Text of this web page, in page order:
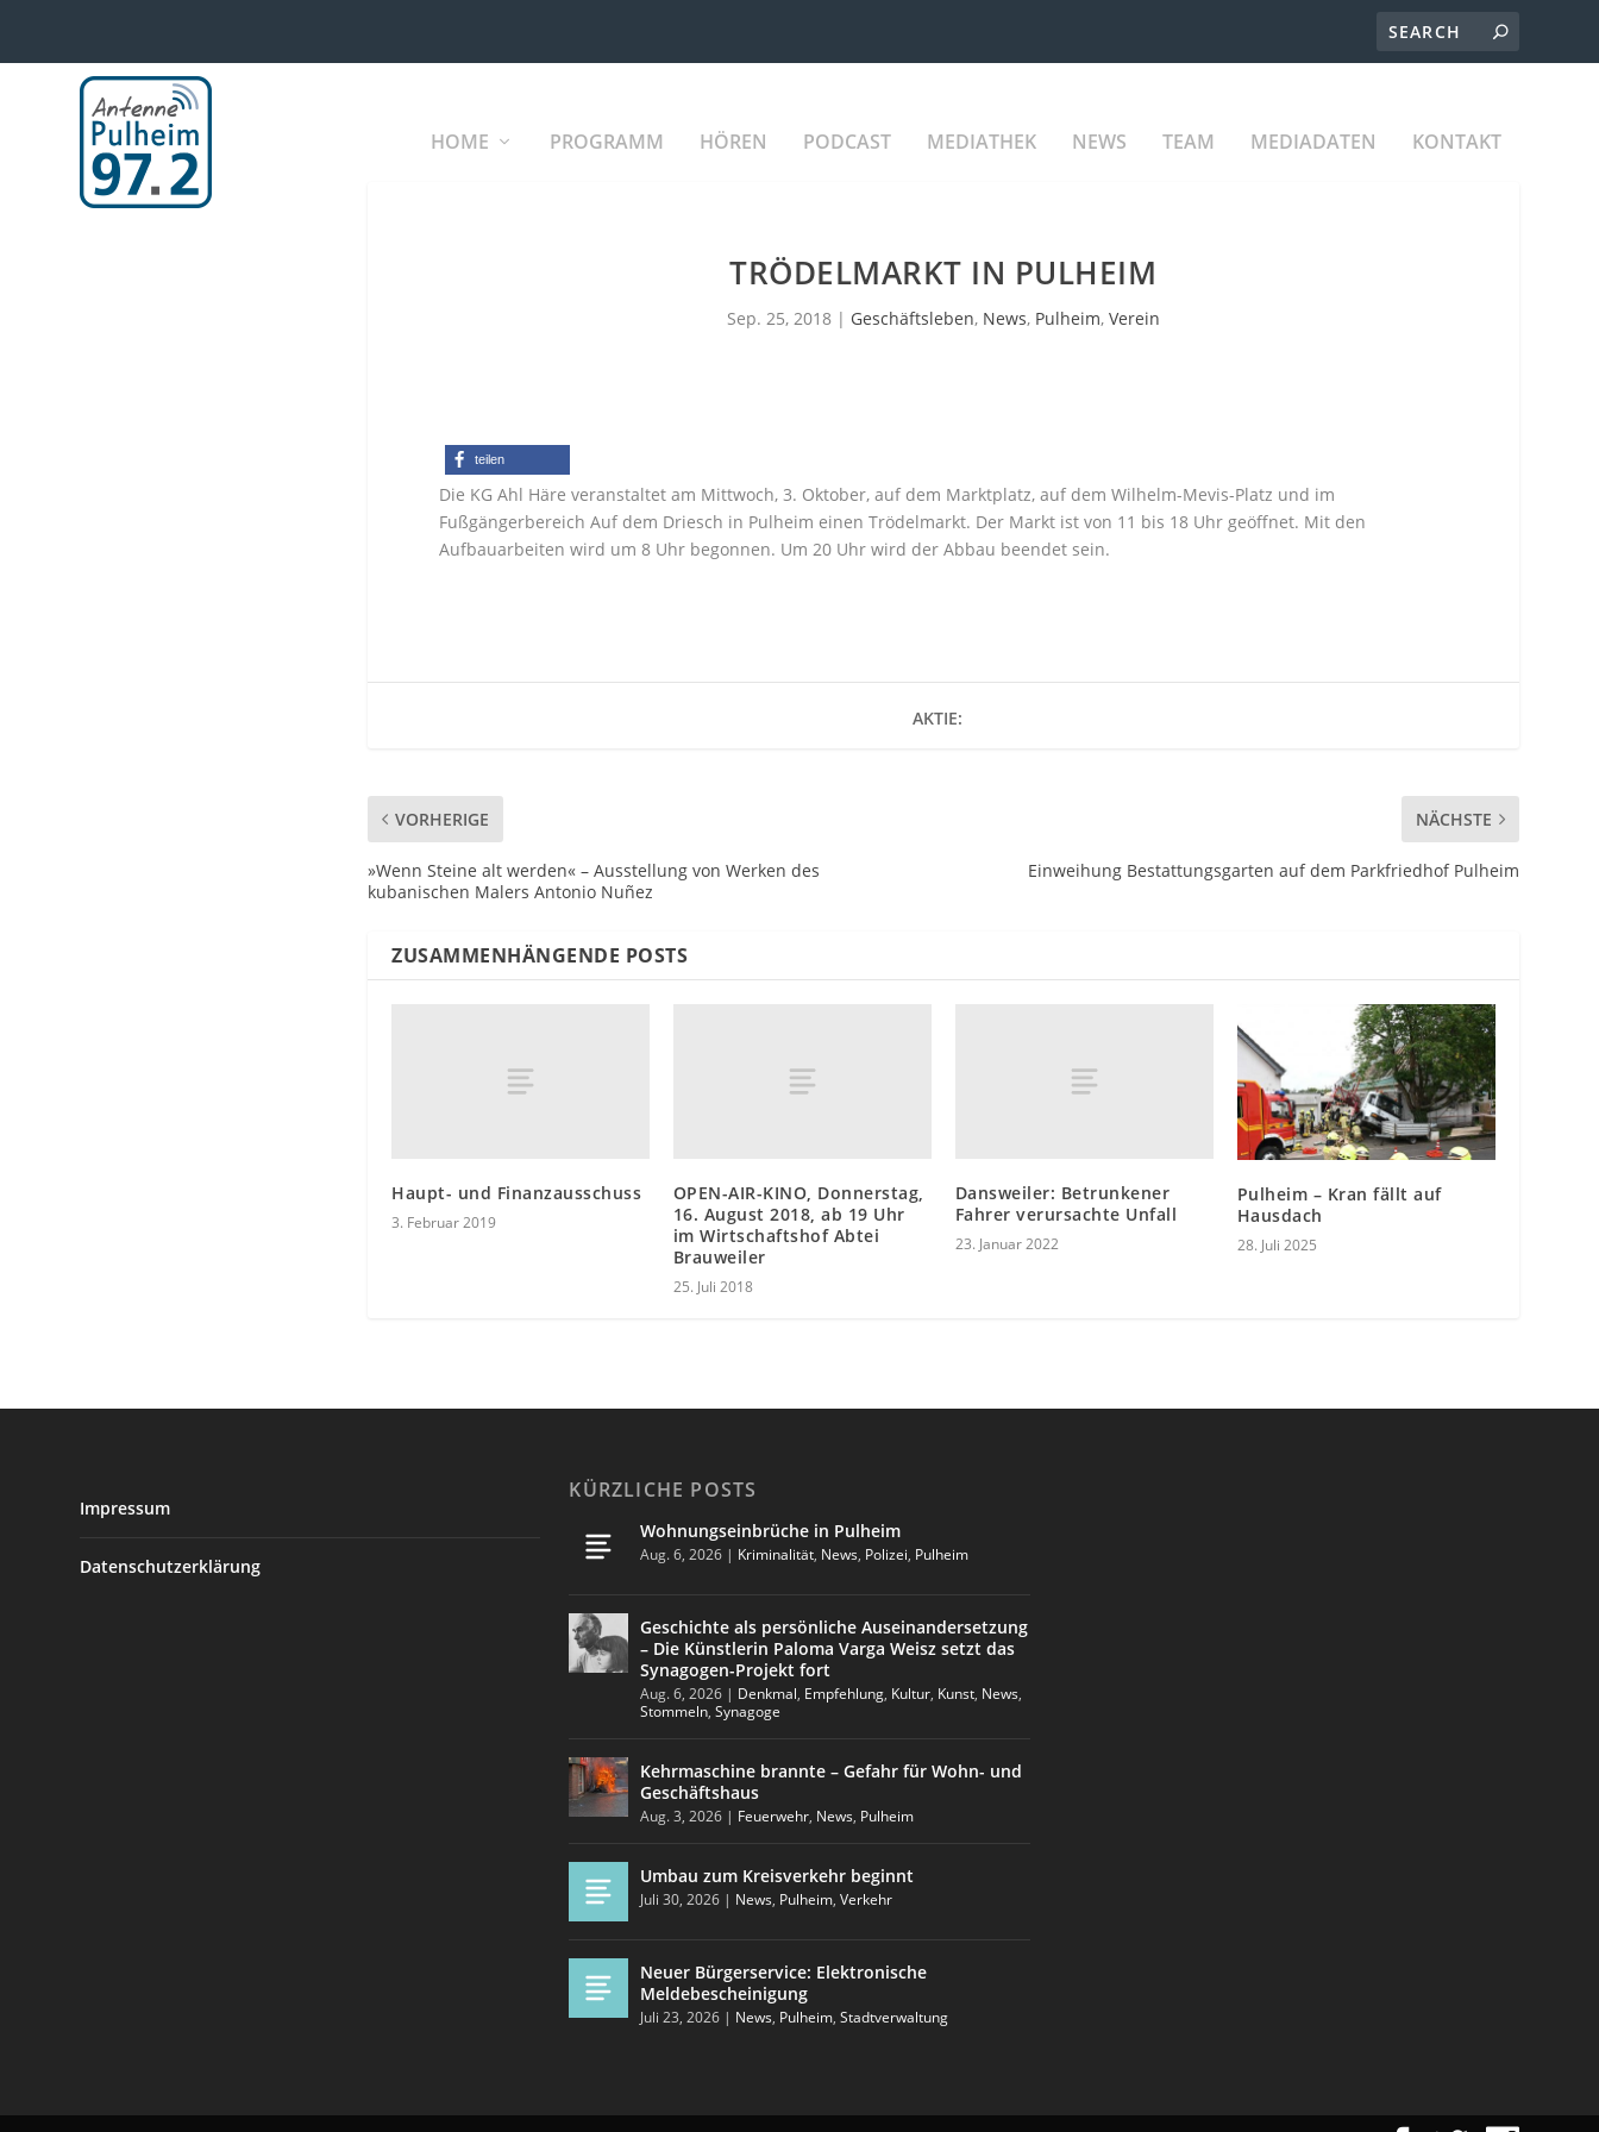
HOME PROGRAMM HÖREN PODCAST MEDIATHEK NEWS TEAM MEDIADATEN KONTAKT
TRÖDELMARKT IN PULHEIM
Sep. 25, 2018| Geschäftsleben, News, Pulheim, Verein
teilen
Die KG Ahl Häre veranstaltet am Mittwoch, 3. Oktober, auf dem Marktplatz, auf dem Wilhelm-Mevis-Platz und im
Fußgängerbereich Auf dem Driesch in Pulheim einen Trödelmarkt. Der Markt ist von 11 bis 18 Uhr geöffnet. Mit den
Aufbauarbeiten wird um 8 Uhr begonnen. Um 20 Uhr wird der Abbau beendet sein.
AKTIE:
VORHERIGE
»Wenn Steine alt werden« – Ausstellung von Werken des
kubanischen Malers Antonio Nuñez
NÄCHSTE
Einweihung Bestattungsgarten auf dem Parkfriedhof Pulheim
ZUSAMMENHÄNGENDE POSTS
Haupt- und Finanzausschuss
3. Februar 2019
OPEN-AIR-KINO, Donnerstag,
16. August 2018, ab 19 Uhr
im Wirtschaftshof Abtei
Brauweiler
25. Juli 2018
Dansweiler: Betrunkener
Fahrer verursachte Unfall
23. Januar 2022
Pulheim – Kran fällt auf
Hausdach
28. Juli 2025
Impressum
Datenschutzerklärung
KÜRZLICHE POSTS
Wohnungseinbrüche in Pulheim
Aug. 6, 2026 | Kriminalität, News, Polizei, Pulheim
Geschichte als persönliche Auseinandersetzung
– Die Künstlerin Paloma Varga Weisz setzt das
Synagogen-Projekt fort
Aug. 6, 2026 | Denkmal, Empfehlung, Kultur, Kunst, News,
Stommeln,Synagoge
Kehrmaschine brannte – Gefahr für Wohn- und
Geschäftshaus
Aug. 3, 2026 | Feuerwehr, News, Pulheim
Umbau zum Kreisverkehr beginnt
Juli 30, 2026 | News, Pulheim,Verkehr
Neuer Bürgerservice: Elektronische
Meldebescheinigung
Juli 23, 2026 | News, Pulheim,Stadtverwaltung